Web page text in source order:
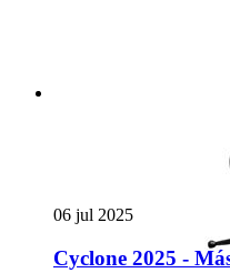
06 jul 2025
Cyclone 2025 -